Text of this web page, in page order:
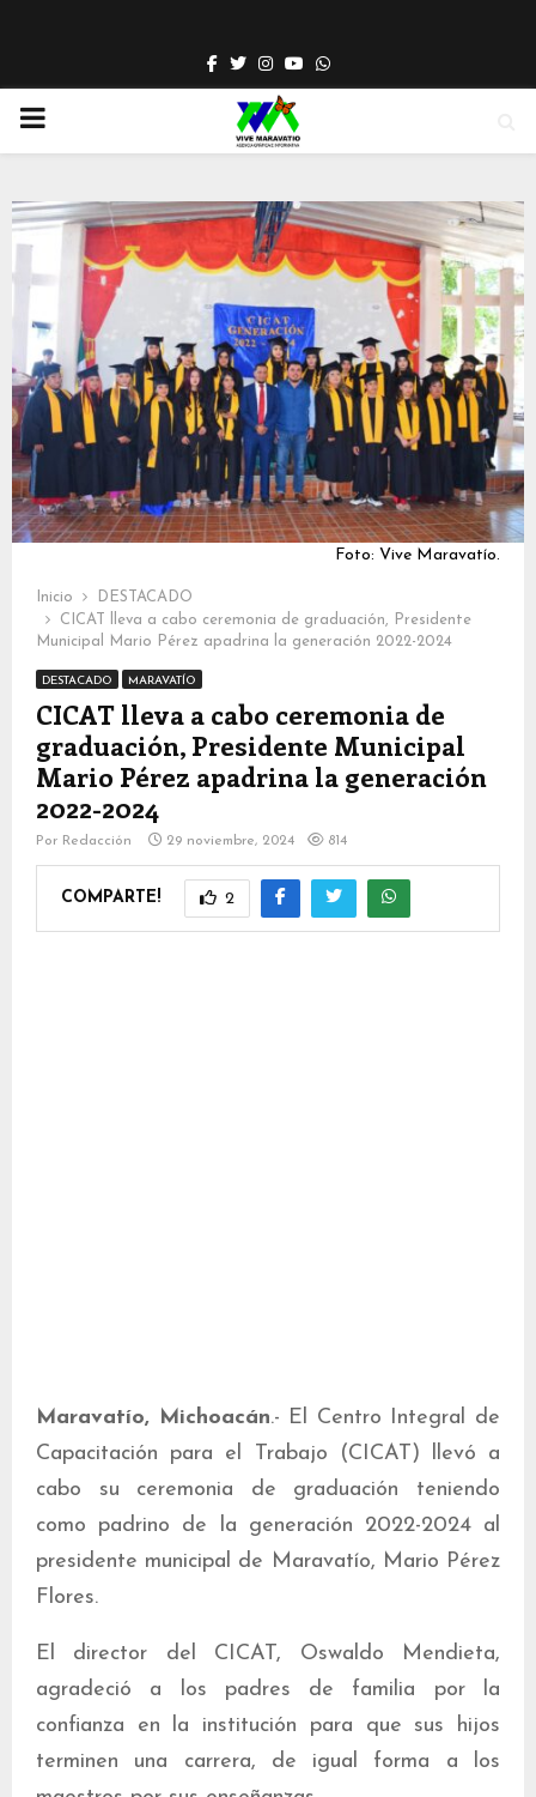
Facebook
TwitterInstagram
YoutubeWhatsapp
PRIMARY
Foto: Vive Maravatío.
Inicio
DESTACADO
CICAT lleva a cabo ceremonia de graduación, Presidente
Municipal Mario Pérez apadrina la generación 2022-2024
DESTACADO MARAVATÍO
CICAT lleva a cabo ceremonia de
graduación, Presidente Municipal
Mario Pérez apadrina la generación
2022-2024
Por Redacción 29 noviembre, 2024 814
COMPARTE! 2
Maravatío, Michoacán.- El Centro Integral de
Capacitación para el Trabajo (CICAT) llevó a
cabo su ceremonia de graduación teniendo
como padrino de la generación 2022-2024 al
presidente municipal de Maravatío, Mario Pérez
Flores.
El director del CICAT, Oswaldo Mendieta,
agradeció a los padres de familia por la
confianza en la institución para que sus hijos
terminen una carrera, de igual forma a los